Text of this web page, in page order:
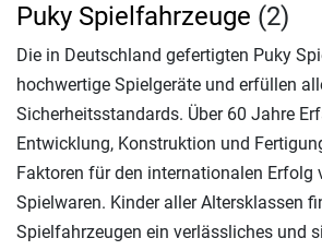
Puky Spielfahrzeuge (2)
Die in Deutschland gefertigten Puky
hochwertige Spielgeräte und erfüllen
Sicherheitsstandards. Über 60 Jahre
Entwicklung, Konstruktion und
Faktoren für den internationalen Erfolg
Spielwaren. Kinder aller Altersklassen
Spielfahrzeugen ein verlässliches und